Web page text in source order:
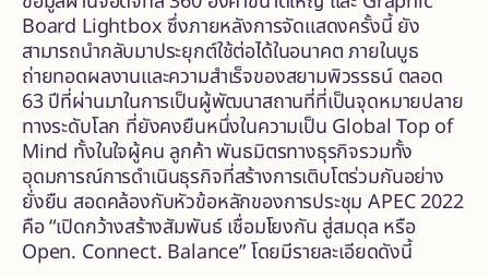
Board Lightbox ซึ่งภายหลังการจัดแสดงครั้งนี้ ยัง
สามารถนำกลับมาประยุกต์ใช้ต่อได้ในอนาคต ภายในบูธ
ถ่ายทอดผลงานและความสำเร็จของสยามพิวรรธน์ ตลอด
63 ปีที่ผ่านมาในการเป็นผู้พัฒนาสถานที่ที่เป็นจุดหมายปลาย
ทางระดับโลก ที่ยังคงยืนหนึ่งในความเป็น Global Top of
Mind ทั้งในใจผู้คน ลูกค้า พันธมิตรทางธุรกิจรวมทั้ง
อุดมการณ์การดำเนินธุรกิจที่สร้างการเติบโตร่วมกันอย่าง
ยั่งยืน สอดคล้องกับหัวข้อหลักของการประชุม APEC 2022
คือ “เปิดกว้างสร้างสัมพันธ์ เชื่อมโยงกัน สู่สมดุล หรือ
Open. Connect. Balance” โดยมีรายละเอียดดังนี้